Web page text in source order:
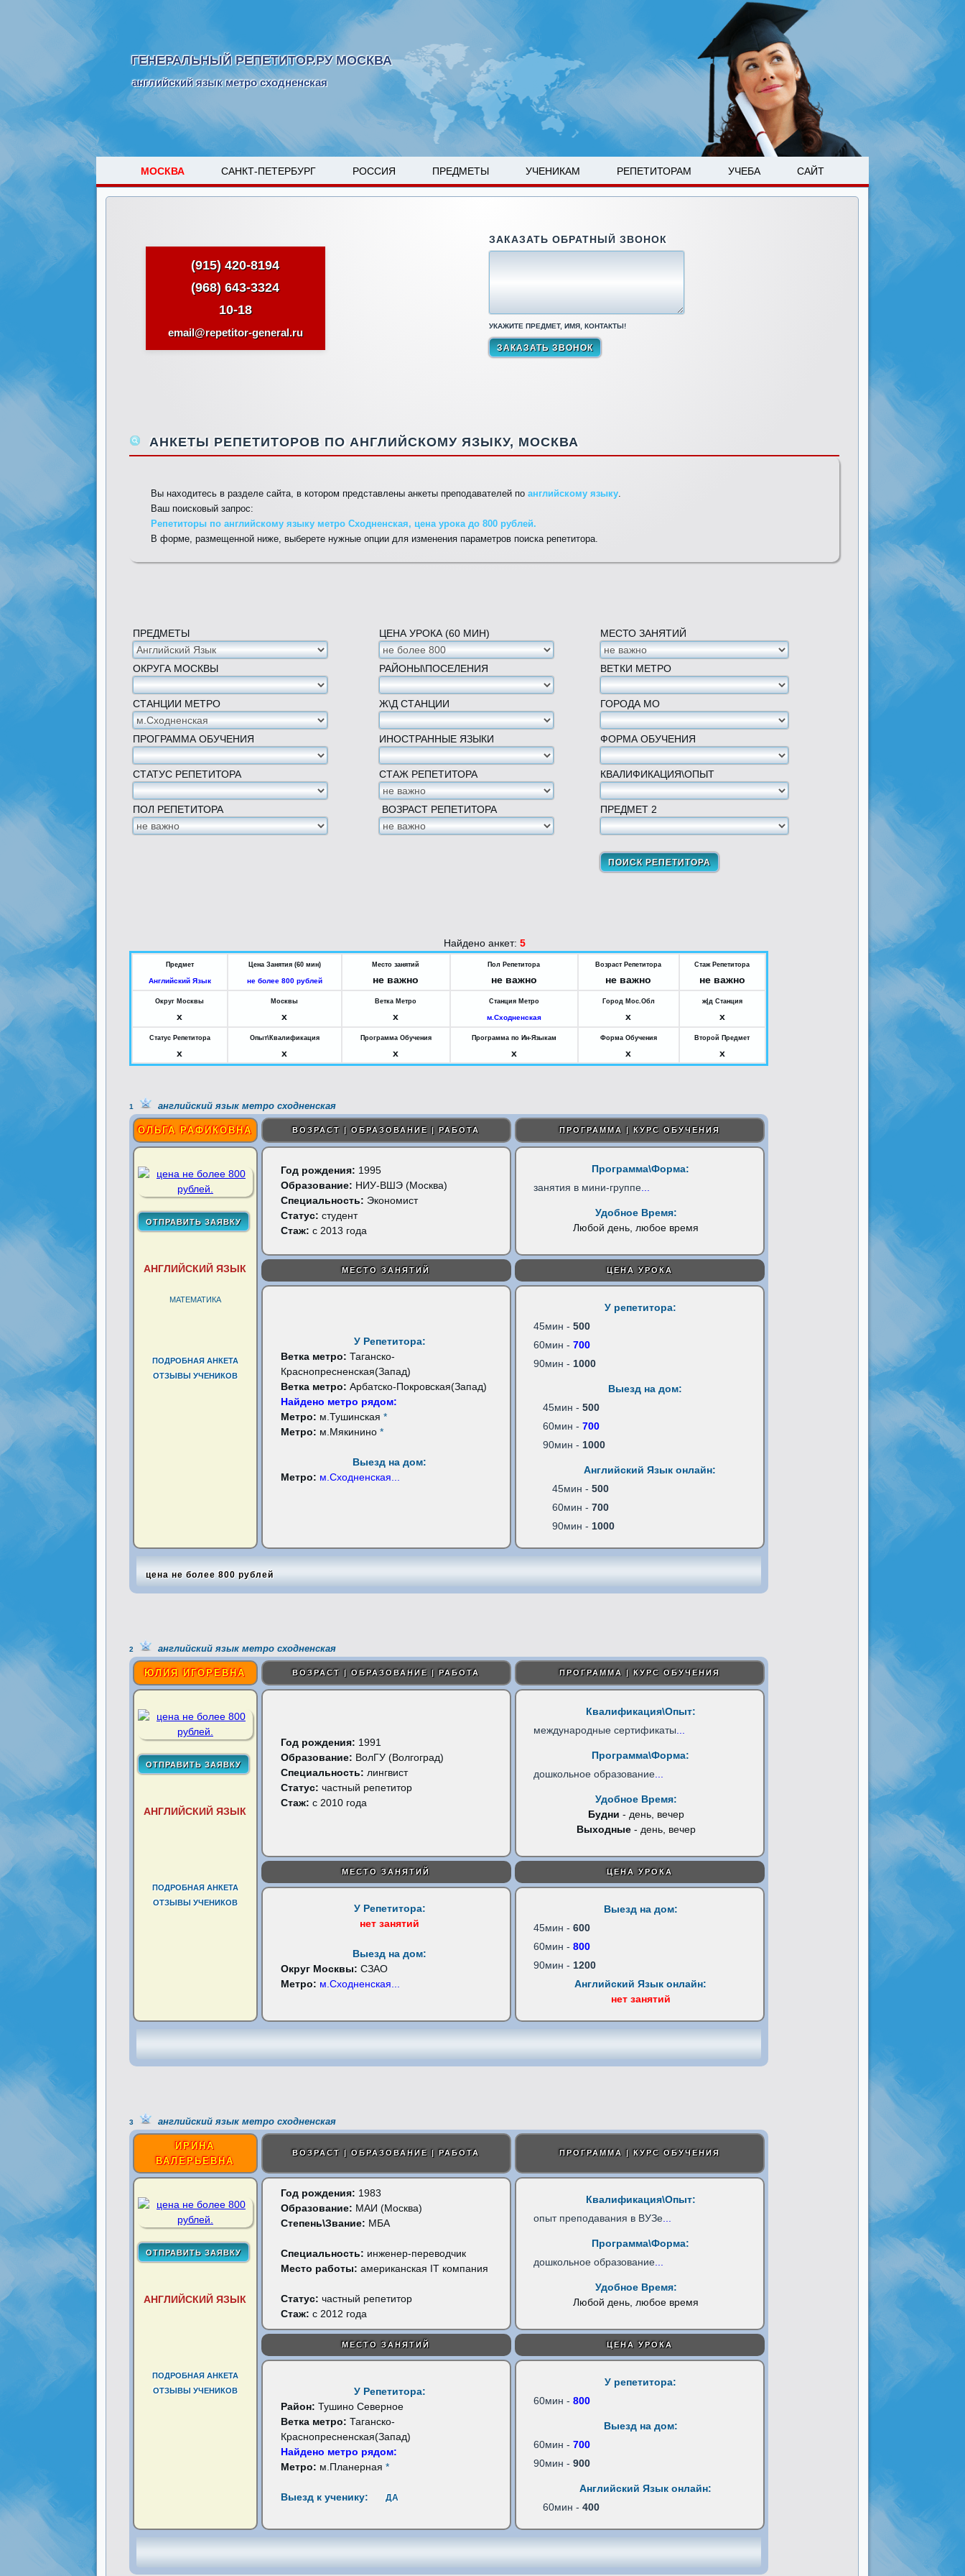
ГЕНЕРАЛЬНЫЙ РЕПЕТИТОР.РУ МОСКВА
английский язык метро сходненская
МОСКВА САНКТ-ПЕТЕРБУРГ РОССИЯ ПРЕДМЕТЫ УЧЕНИКАМ РЕПЕТИТОРАМ УЧЕБА САЙТ
(915) 420-8194
(968) 643-3324
10-18
email@repetitor-general.ru
ЗАКАЗАТЬ ОБРАТНЫЙ ЗВОНОК
УКАЖИТЕ ПРЕДМЕТ, ИМЯ, КОНТАКТЫ!
АНКЕТЫ РЕПЕТИТОРОВ ПО АНГЛИЙСКОМУ ЯЗЫКУ, МОСКВА
Вы находитесь в разделе сайта, в котором представлены анкеты преподавателей по английскому языку.
Ваш поисковый запрос:
Репетиторы по английскому языку метро Сходненская, цена урока до 800 рублей.
В форме, размещенной ниже, выберете нужные опции для изменения параметров поиска репетитора.
ПРЕДМЕТЫ ЦЕНА УРОКА (60 МИН) МЕСТО ЗАНЯТИЙ
ОКРУГА МОСКВЫ РАЙОНЫ\ПОСЕЛЕНИЯ ВЕТКИ МЕТРО
СТАНЦИИ МЕТРО Ж\Д СТАНЦИИ ГОРОДА МО
ПРОГРАММА ОБУЧЕНИЯ ИНОСТРАННЫЕ ЯЗЫКИ ФОРМА ОБУЧЕНИЯ
СТАТУС РЕПЕТИТОРА СТАЖ РЕПЕТИТОРА КВАЛИФИКАЦИЯ\ОПЫТ
ПОЛ РЕПЕТИТОРА ВОЗРАСТ РЕПЕТИТОРА ПРЕДМЕТ 2
Найдено анкет: 5
Предмет
Английский Язык
Цена Занятия (60 мин)
не более 800 рублей
Место занятий
не важно
Пол Репетитора
не важно
Возраст Репетитора
не важно
Стаж Репетитора
не важно
Округ Москвы
x
Москвы
x
Ветка Метро
x
Станция Метро
м.Сходненская
Город Мос.Обл
x
ж|д Станция
x
Статус Репетитора
x
Опыт\Квалификация
x
Программа Обучения
x
Программа по Ин-Языкам
x
Форма Обучения
x
Второй Предмет
x
1 английский язык метро сходненская
ОЛЬГА РАФИКОВНА ВОЗРАСТ | ОБРАЗОВАНИЕ | РАБОТА ПРОГРАММА | КУРС ОБУЧЕНИЯ
АНГЛИЙСКИЙ ЯЗЫК
МАТЕМАТИКА
ПОДРОБНАЯ АНКЕТА
ОТЗЫВЫ УЧЕНИКОВ
Год рождения: 1995
Образование: НИУ-ВШЭ (Москва)
Специальность: Экономист
Статус: студент
Стаж: с 2013 года
Программа\Форма:
занятия в мини-группе...
Удобное Время:
Любой день, любое время
МЕСТО ЗАНЯТИЙ ЦЕНА УРОКА
У Репетитора:
Ветка метро: Таганско-
Краснопресненская(Запад)
Ветка метро: Арбатско-Покровская(Запад)
Найдено метро рядом:
Метро: м.Тушинская *
Метро: м.Мякинино *
Выезд на дом:
Метро: м.Сходненская
У репетитора:
45мин - 500
60мин - 700
90мин - 1000
Выезд на дом:
45мин - 500
60мин - 700
90мин - 1000
Английский Язык онлайн:
45мин - 500
60мин - 700
90мин - 1000
цена не более 800 рублей
2 английский язык метро сходненская
ЮЛИЯ ИГОРЕВНА ВОЗРАСТ | ОБРАЗОВАНИЕ | РАБОТА ПРОГРАММА | КУРС ОБУЧЕНИЯ
АНГЛИЙСКИЙ ЯЗЫК
ПОДРОБНАЯ АНКЕТА
ОТЗЫВЫ УЧЕНИКОВ
Год рождения: 1991
Образование: ВолГУ (Волгоград)
Специальность: лингвист
Статус: частный репетитор
Стаж: с 2010 года
Квалификация\Опыт:
международные сертификаты
Программа\Форма:
дошкольное образование...
Удобное Время:
Будни - день, вечер
Выходные- день, вечер
МЕСТО ЗАНЯТИЙ ЦЕНА УРОКА
У Репетитора:
нет занятий
Выезд на дом:
Округ Москвы: СЗАО
Метро: м.Сходненская
Выезд на дом:
45мин - 600
60мин - 800
90мин - 1200
Английский Язык онлайн:
нет занятий
3 английский язык метро сходненская
ИРИНА
ВАЛЕРЬЕВНА
ВОЗРАСТ | ОБРАЗОВАНИЕ | РАБОТА ПРОГРАММА | КУРС ОБУЧЕНИЯ
АНГЛИЙСКИЙ ЯЗЫК
ПОДРОБНАЯ АНКЕТА
ОТЗЫВЫ УЧЕНИКОВ
Год рождения: 1983
Образование: МАИ (Москва)
Степень\Звание: МБА
Специальность: инженер-переводчик
Место работы: американская IT компания
Статус: частный репетитор
Стаж: с 2012 года
Квалификация\Опыт:
опыт преподавания в ВУЗе...
Программа\Форма:
дошкольное образование...
Удобное Время:
Любой день, любое время
МЕСТО ЗАНЯТИЙ ЦЕНА УРОКА
У Репетитора:
Район: Тушино Северное
Ветка метро: Таганско-
Краснопресненская(Запад)
Найдено метро рядом:
Метро: м.Планерная *
Выезд к ученику: ДА
У репетитора:
60мин - 800
Выезд на дом:
60мин - 700
90мин - 900
Английский Язык онлайн:
60мин - 400